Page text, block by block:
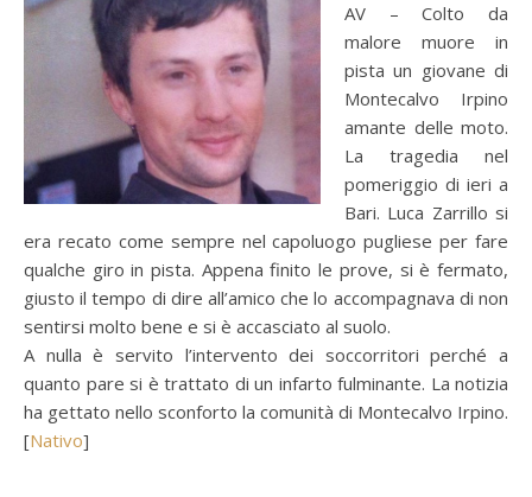
AV – Colto da
malore muore in
pista un giovane di
Montecalvo Irpino
amante delle moto.
La tragedia nel
pomeriggio di ieri a
Bari. Luca Zarrillo si
era recato come sempre nel capoluogo pugliese per fare
qualche giro in pista. Appena finito le prove, si è fermato,
giusto il tempo di dire all’amico che lo accompagnava di non
sentirsi molto bene e si è accasciato al suolo.
A nulla è servito l’intervento dei soccorritori perché a
quanto pare si è trattato di un infarto fulminante. La notizia
ha gettato nello sconforto la comunità di Montecalvo Irpino.
[Nativo]